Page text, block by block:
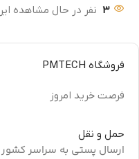
3 نفر در حال مشاهده
فروشگاه PMTECH
فرصت خرید امروز
حمل و نقل
ارسال پستی به سراسر کشور